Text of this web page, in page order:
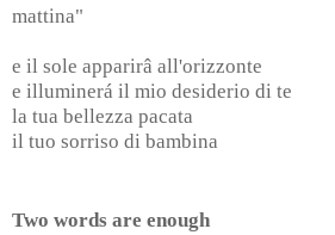
mattina"
e il sole apparirâ all'orizzonte
e illuminerá il mio desiderio di te
la tua bellezza pacata
il tuo sorriso di bambina
Two words are enough